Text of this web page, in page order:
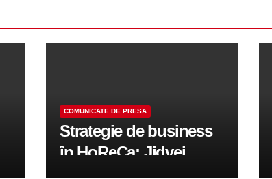
COMUNICATE DE PRESA
Strategie de business
în HoReCa: Jidvei
transformă terasele în